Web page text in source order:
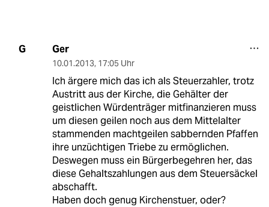
G Ger
10.01.2013, 17:05 Uhr
Ich ärgere mich das ich als Steuerzahler, trotz
Austritt aus der Kirche, die Gehälter der
geistlichen Würdenträger mitfinanzieren muss
um diesen geilen noch aus dem Mittelalter
stammenden machtgeilen sabbernden Pfaffen
ihre unzüchtigen Triebe zu ermöglichen.
Deswegen muss ein Bürgerbegehren her, das
diese Gehaltszahlungen aus dem Steuersäckel
abschafft.
Haben doch genug Kirchenstuer, oder?